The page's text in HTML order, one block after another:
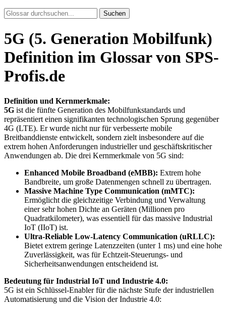
Suchen
5G (5. Generation Mobilfunk)
Definition im Glossar von SPS-
Profis.de
Definition und Kernmerkmale:
5G ist die fünfte Generation des Mobilfunkstandards und
repräsentiert einen signifikanten technologischen Sprung gegenüber
4G (LTE). Er wurde nicht nur für verbesserte mobile
Breitbanddienste entwickelt, sondern zielt insbesondere auf die
extrem hohen Anforderungen industrieller und geschäftskritischer
Anwendungen ab. Die drei Kernmerkmale von 5G sind:
Enhanced Mobile Broadband (eMBB): Extrem hohe
Bandbreite, um große Datenmengen schnell zu übertragen.
Massive Machine Type Communication (mMTC):
Ermöglicht die gleichzeitige Verbindung und Verwaltung
einer sehr hohen Dichte an Geräten (Millionen pro
Quadratkilometer), was essentiell für das massive Industrial
IoT (IIoT) ist.
Ultra-Reliable Low-Latency Communication (uRLLC):
Bietet extrem geringe Latenzzeiten (unter 1 ms) und eine hohe
Zuverlässigkeit, was für Echtzeit-Steuerungs- und
Sicherheitsanwendungen entscheidend ist.
Bedeutung für Industrial IoT und Industrie 4.0:
5G ist ein Schlüssel-Enabler für die nächste Stufe der industriellen
Automatisierung und die Vision der Industrie 4.0: